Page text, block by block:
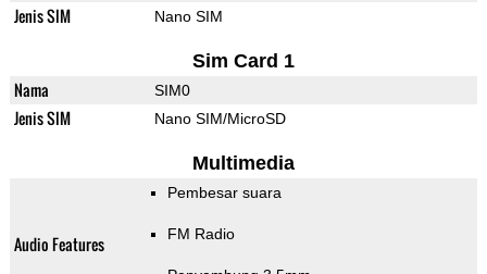
Jenis SIM Nano SIM
Sim Card 1
Nama SIM0
Jenis SIM Nano SIM/MicroSD
Multimedia
Audio Features
Pembesar suara
FM Radio